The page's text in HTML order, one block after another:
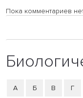
Пока комментариев
А Б В Г